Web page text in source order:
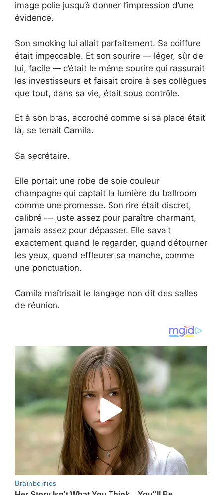
image polie jusqu’à donner l’impression d’une
évidence.
Son smoking lui allait parfaitement. Sa coiffure
était impeccable. Et son sourire — léger, sûr de
lui, facile — c’était le même sourire qui rassurait
les investisseurs et faisait croire à ses collègues
que tout, dans sa vie, était sous contrôle.
Et à son bras, accroché comme si sa place était
là, se tenait Camila.
Sa secrétaire.
Elle portait une robe de soie couleur
champagne qui captait la lumière du ballroom
comme une promesse. Son rire était discret,
calibré — juste assez pour paraître charmant,
jamais assez pour dépasser. Elle savait
exactement quand le regarder, quand détourner
les yeux, quand effleurer sa manche, comme
une ponctuation.
Camila maîtrisait le langage non dit des salles
de réunion.